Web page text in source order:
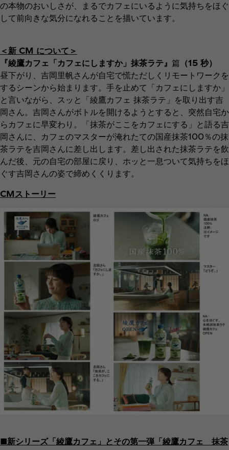
の本物のおいしさが、まるでカフェにいるように気持ちをほぐ
して前向きな気分になれることを描いています。
＜新 CM について＞
『綾鷹カフェ「カフェにしますか」抹茶ラテ』 篇 （15 秒）
昼下がり、吉岡里帆さんが自宅で慌ただしくリモートワークを
するシーンから始まります。手を止めて「カフェにしますか」
と言いながら、スッと「綾鷹カフェ 抹茶ラテ」を取り出す吉
岡さん。吉岡さんがボトルを開けるようとすると、突然自宅か
らカフェに早変わり。「抹茶がここをカフェにする」と語る吉
岡さんに、カフェのマスターが淹れたての国産抹茶100％の抹
茶ラテを吉岡さんに差し出します。差し出された抹茶ラテを飲
んだ後、元の自宅の部屋に戻り、ホッと一息ついて気持ちをほ
ぐす吉岡さんの姿で締めくくります。
CMストーリー
■新シリーズ「綾鷹カフェ」とその第一弾「綾鷹カフェ 抹茶